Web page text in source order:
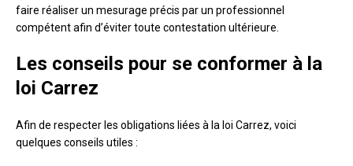
faire réaliser un mesurage précis par un professionnel
compétent afin d’éviter toute contestation ultérieure.
Les conseils pour se conformer à la
loi Carrez
Afin de respecter les obligations liées à la loi Carrez, voici
quelques conseils utiles :